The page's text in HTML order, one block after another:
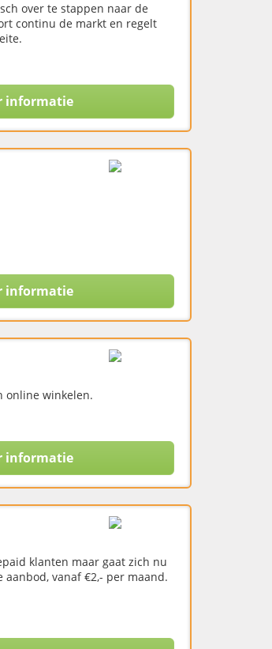
over te stappen naar de
continu de markt en regelt
informatie
informatie
online winkelen.
informatie
klanten maar gaat zich nu
vanaf €2,- per maand.